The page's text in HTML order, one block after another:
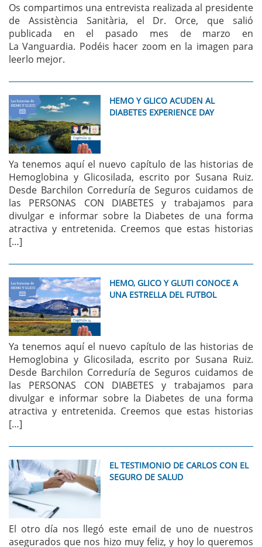
Os compartimos una entrevista realizada al presidente
de Assistència Sanitària, el Dr. Orce, que salió
publicada en el pasado mes de marzo en
La Vanguardia. Podéis hacer zoom en la imagen para
leerlo mejor.
HEMO Y GLICO ACUDEN AL
DIABETES EXPERIENCE DAY
Ya tenemos aquí el nuevo capítulo de las historias de
Hemoglobina y Glicosilada, escrito por Susana Ruiz.
Desde Barchilon Correduría de Seguros cuidamos de
las PERSONAS CON DIABETES y trabajamos para
divulgar e informar sobre la Diabetes de una forma
atractiva y entretenida. Creemos que estas historias
[…]
HEMO, GLICO Y GLUTI CONOCE A
UNA ESTRELLA DEL FUTBOL
Ya tenemos aquí el nuevo capítulo de las historias de
Hemoglobina y Glicosilada, escrito por Susana Ruiz.
Desde Barchilon Correduría de Seguros cuidamos de
las PERSONAS CON DIABETES y trabajamos para
divulgar e informar sobre la Diabetes de una forma
atractiva y entretenida. Creemos que estas historias
[…]
EL TESTIMONIO DE CARLOS CON EL
SEGURO DE SALUD
El otro día nos llegó este email de uno de nuestros
asegurados que nos hizo muy feliz, y hoy lo queremos